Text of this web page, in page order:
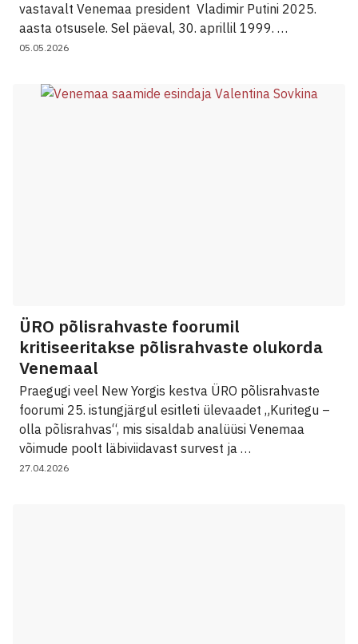
vastavalt Venemaa president Vladimir Putini 2025.
aasta otsusele. Sel päeval, 30. aprillil 1999. …
05.05.2026
ÜRO põlisrahvaste foorumil
kritiseeritakse põlisrahvaste olukorda
Venemaal
Praegugi veel New Yorgis kestva ÜRO põlisrahvaste
foorumi 25. istungjärgul esitleti ülevaadet „Kuritegu –
olla põlisrahvas“, mis sisaldab analüüsi Venemaa
võimude poolt läbiviidavast survest ja …
27.04.2026